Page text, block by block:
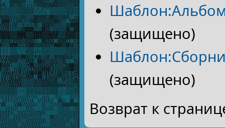
(защищено)
(защищено)
Возврат к